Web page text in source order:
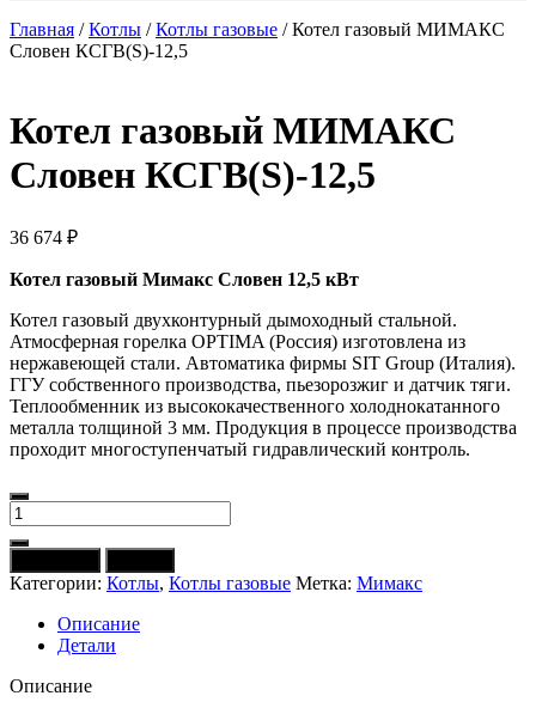
Главная /Котлы /Котлы газовые / Котел газовый МИМАКС
Словен КСГВ(S)-12,5
Котел газовый МИМАКС
Словен КСГВ(S)-12,5
36 674 ₽
Котел газовый Мимакс Словен 12,5 кВт
Котел газовый двухконтурный дымоходный стальной.
Атмосферная горелка OPTIMA (Россия) изготовлена из
нержавеющей стали. Автоматика фирмы SIT Group (Италия).
ГГУ собственного производства, пьезорозжиг и датчик тяги.
Теплообменник из высококачественного холоднокатанного
металла толщиной 3 мм. Продукция в процессе производства
проходит многоступенчатый гидравлический контроль.
Количество
товара
Котел
газовый
МИМАКС
Словен
КСГВ(S)-12,5
Категории: Котлы, Котлы газовые Метка: Мимакс
Описание
Детали
Описание